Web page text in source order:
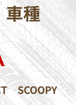
車種
SCOOPY